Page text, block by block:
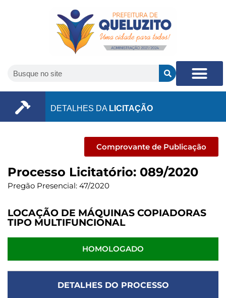
DETALHES DA LICITAÇÃO
Comprovante de Publicação
Processo Licitatório: 089/2020
Pregão Presencial: 47/2020
LOCAÇÃO DE MÁQUINAS COPIADORAS
TIPO MULTIFUNCIONAL
HOMOLOGADO
DETALHES DO PROCESSO